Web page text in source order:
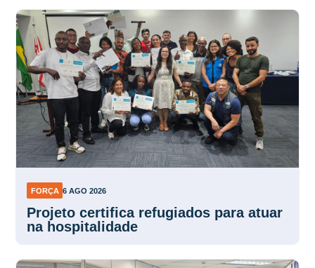
FORÇA 6 AGO 2026
Projeto certifica refugiados para atuar
na hospitalidade